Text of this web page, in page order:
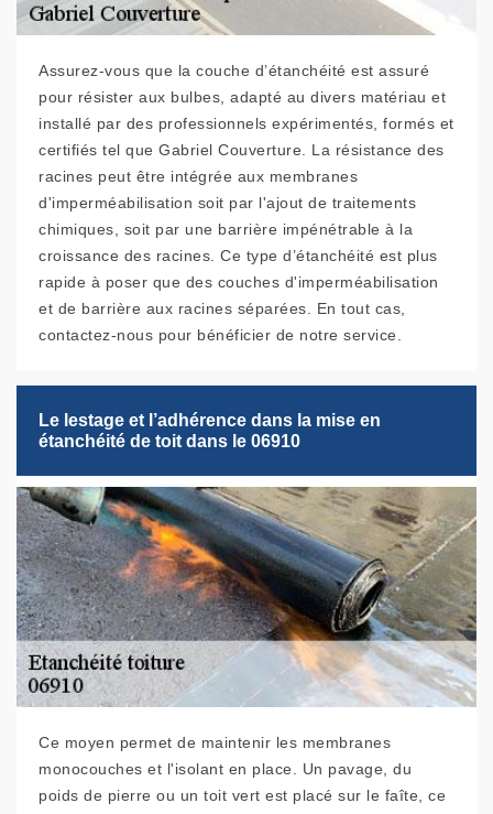
Assurez-vous que la couche d’étanchéité est assuré
pour résister aux bulbes, adapté au divers matériau et
installé par des professionnels expérimentés, formés et
certifiés tel que Gabriel Couverture. La résistance des
racines peut être intégrée aux membranes
d'imperméabilisation soit par l'ajout de traitements
chimiques, soit par une barrière impénétrable à la
croissance des racines. Ce type d’étanchéité est plus
rapide à poser que des couches d'imperméabilisation
et de barrière aux racines séparées. En tout cas,
contactez-nous pour bénéficier de notre service.
Le lestage et l’adhérence dans la mise en
étanchéité de toit dans le 06910
Ce moyen permet de maintenir les membranes
monocouches et l'isolant en place. Un pavage, du
poids de pierre ou un toit vert est placé sur le faîte, ce